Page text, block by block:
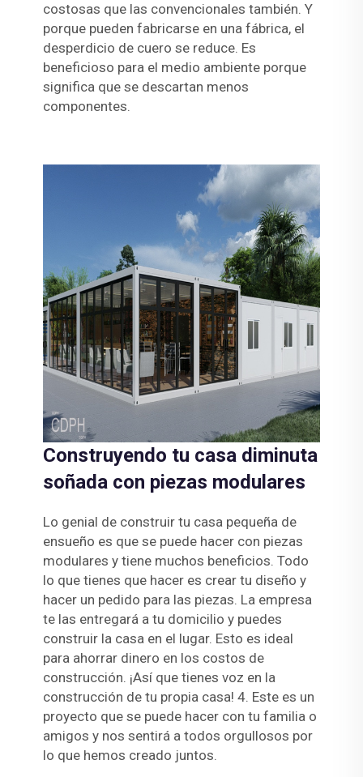
costosas que las convencionales también. Y
porque pueden fabricarse en una fábrica, el
desperdicio de cuero se reduce. Es
beneficioso para el medio ambiente porque
significa que se descartan menos
componentes.
Construyendo tu casa diminuta
soñada con piezas modulares
Lo genial de construir tu casa pequeña de
ensueño es que se puede hacer con piezas
modulares y tiene muchos beneficios. Todo
lo que tienes que hacer es crear tu diseño y
hacer un pedido para las piezas. La empresa
te las entregará a tu domicilio y puedes
construir la casa en el lugar. Esto es ideal
para ahorrar dinero en los costos de
construcción. ¡Así que tienes voz en la
construcción de tu propia casa! 4. Este es un
proyecto que se puede hacer con tu familia o
amigos y nos sentirá a todos orgullosos por
lo que hemos creado juntos.